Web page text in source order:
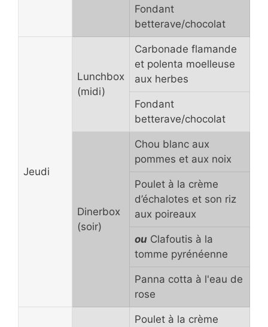
Fondant
betterave/chocolat
Jeudi
Lunchbox
(midi)
Carbonade flamande
et polenta moelleuse
aux herbes
Fondant
betterave/chocolat
Dinerbox
(soir)
Chou blanc aux
pommes et aux noix
Poulet à la crème
d’échalotes et son riz
aux poireaux
ou Clafoutis à la
tomme pyrénéenne
Panna cotta à l'eau de
rose
Poulet à la crème